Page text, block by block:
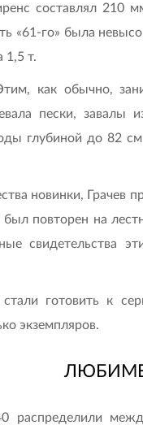
составлял 210
«61-го» была
1,5 т.
как обычно,
пески, завалы
глубиной до 82
новинки, Грачев
повторен на
готовить к
экземпляров.
распределили